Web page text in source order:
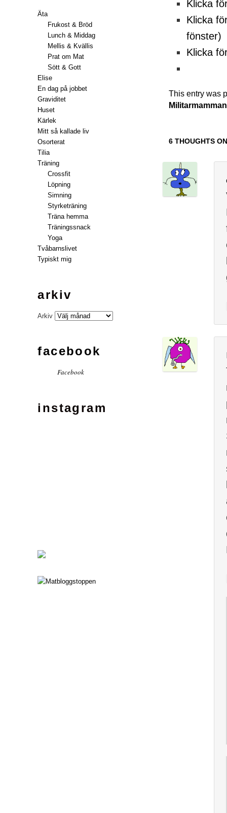
Klicka
Klicka
fönster)
Klicka
This entry was
Militarmamman
6 THOUGHTS
Äta
Frukost & Bröd
Lunch & Middag
Mellis & Kvällis
Prat om Mat
Sött & Gott
Elise
En dag på jobbet
Graviditet
Huset
Kärlek
Mitt så kallade liv
Osorterat
Tilia
Träning
Crossfit
Löpning
Simning
Styrketräning
Träna hemma
Träningssnack
Yoga
Tvåbarnslivet
Typiskt mig
arkiv
Arkiv
facebook
Facebook
instagram